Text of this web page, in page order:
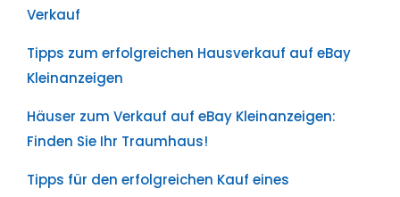
Verkauf
Tipps zum erfolgreichen Hausverkauf auf eBay
Kleinanzeigen
Häuser zum Verkauf auf eBay Kleinanzeigen:
Finden Sie Ihr Traumhaus!
Tipps für den erfolgreichen Kauf eines